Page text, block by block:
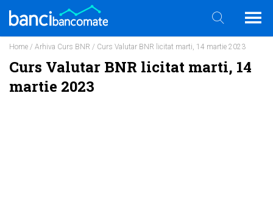
Home / Arhiva Curs BNR / Curs Valutar BNR licitat marti, 14 martie 2023
Curs Valutar BNR licitat marti, 14
martie 2023